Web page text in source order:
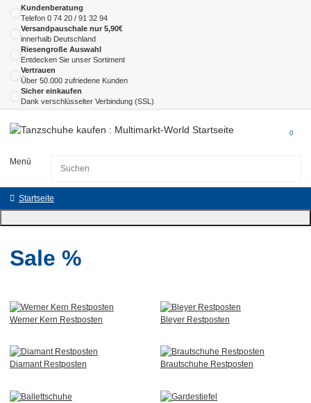
Kundenberatung
Telefon 0 74 20 / 91 32 94
Versandpauschale nur 5,90€
innerhalb Deutschland
Riesengroße Auswahl
Entdecken Sie unser Sortiment
Vertrauen
Über 50.000 zufriedene Kunden
Sicher einkaufen
Dank verschlüsselter Verbindung (SSL)
Menü
0
Startseite
Sale %
Werner Kern Restposten Bleyer Restposten
Diamant Restposten Brautschuhe Restposten